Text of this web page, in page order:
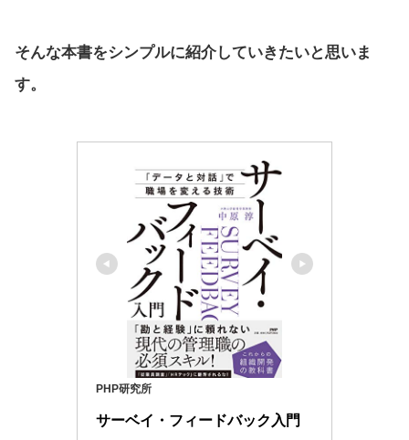
そんな本書をシンプルに紹介していきたいと思いま
す。
PHP研究所
サーベイ・フィードバック入門